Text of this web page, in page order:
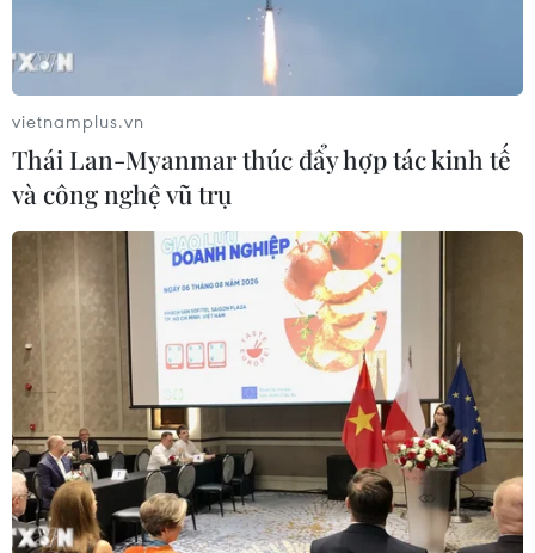
Iran và Oman đạt thỏa thuận về
tuyến vận tải qua eo biển Hormuz
Từ hạt nhân đến eo biển
Hormuz: Đòn bẩy chiến lược mới của
Iran
06/08/2026 04:36
Xung đột Hamas-Israel: Israel chưa
chấp thuận kế hoạch về Dải Gaza
06/08/2026 03:45
vietnamplus.vn
Thái Lan-Myanmar thúc đẩy hợp tác kinh tế
và công nghệ vũ trụ